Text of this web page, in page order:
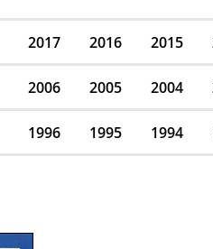
2017 2016 2015
2006 2005 2004
1996 1995 1994